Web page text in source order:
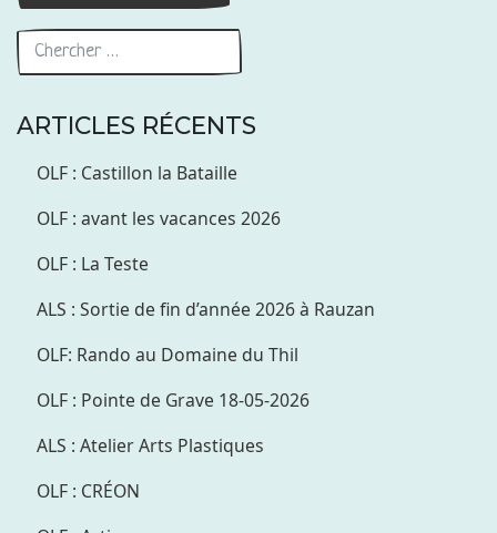
ARTICLES RÉCENTS
OLF : Castillon la Bataille
OLF : avant les vacances 2026
OLF : La Teste
ALS : Sortie de fin d’année 2026 à Rauzan
OLF: Rando au Domaine du Thil
OLF : Pointe de Grave 18-05-2026
ALS : Atelier Arts Plastiques
OLF : CRÉON